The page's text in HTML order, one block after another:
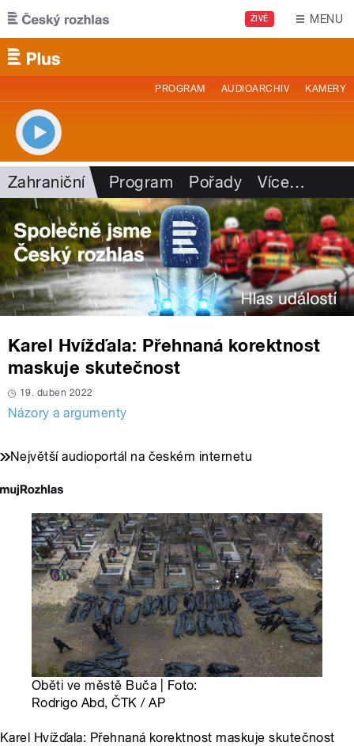
Přejít k hlavnímu obsahu
ŽIVĚ MENU
PROGRAM AUDIOARCHIV KAMERY
Zahraniční Program Pořady Více…
Karel Hvížďala: Přehnaná korektnost
maskuje skutečnost
19. duben 2022
Názory a argumenty
Největší audioportál na českém internetu
Oběti ve městě Buča | Foto:
Rodrigo Abd, ČTK / AP
Karel Hvížďala: Přehnaná korektnost maskuje skutečnost